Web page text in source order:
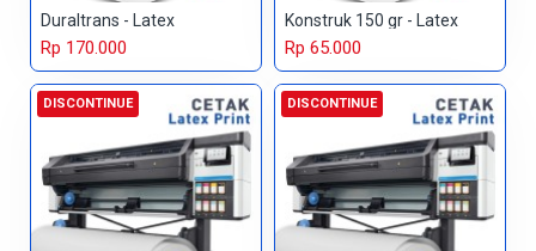
Duraltrans - Latex
Rp 170.000
Konstruk 150 gr - Latex
Rp 65.000
DISCONTINUE DISCONTINUE